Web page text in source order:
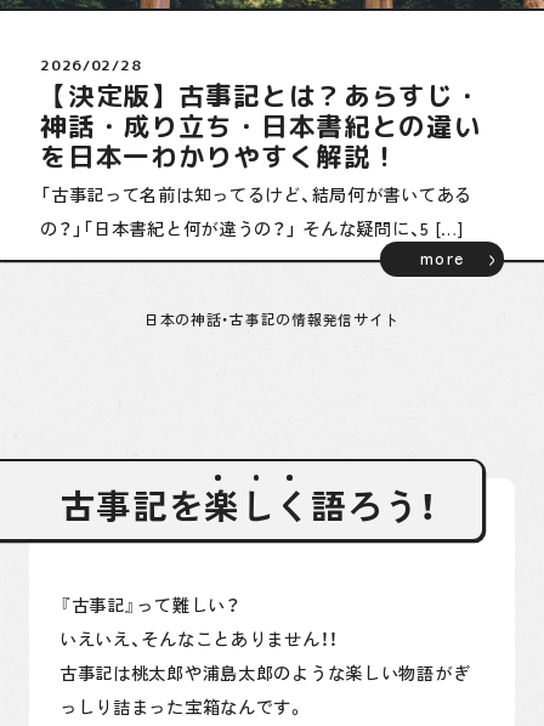
レポート
古事記まめちしき
ゆかりの地紹介
月間約50万PVを記録！当サイト代表が運営する古事記
をキャラ萌えしながら楽しめる読み物コンテンツです。
日本の神話・古事記の情報発信サイト
2022/11/24
皇祖・天照大御神と御杖代の物語～
元伊勢を訪ねて～①
皆さんは日本の神様と言ったらどの神様を思い浮かべる
でしょう？ アマテラス 、スサノオ、ツクヨミ、アメ […]
more
古事記を楽し く 語ろう！
『古事記』って難しい？
いえいえ、そんなことありません！！
古事記は桃太郎や浦島太郎のような楽しい物語がぎ
っしり詰まった宝箱なんです。